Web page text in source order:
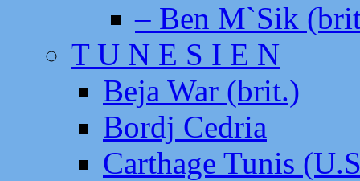
– Ben M`Sik
T U N E S I E N
Beja War (brit.)
Bordj Cedria
Carthage Tunis